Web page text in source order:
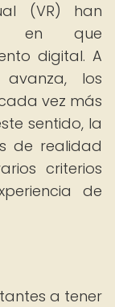
(VR) han
en que
digital. A
los
vez más
sentido, la
de realidad
criterios
de
a tener